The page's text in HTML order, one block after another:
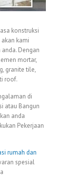
konstruksi
kami
Dengan
mortar,
granite tile,
roof.
di
atau Bangun
anda
Pekerjaan
rumah dan
spesial